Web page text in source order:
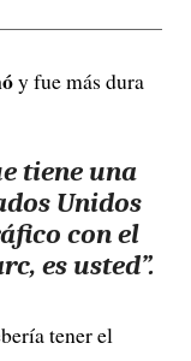
y fue más dura
tiene una
Unidos
con el
es usted”.
tener el